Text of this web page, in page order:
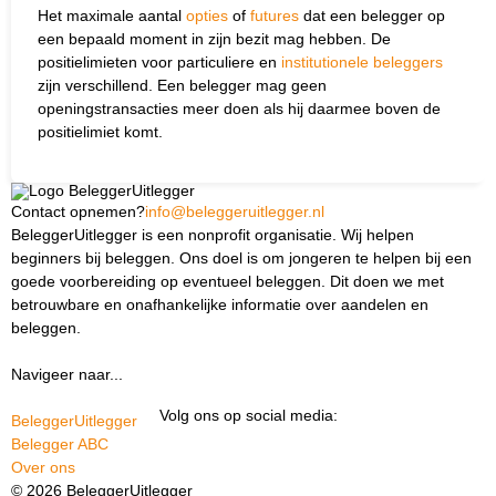
Het maximale aantal opties of futures dat een belegger op
een bepaald moment in zijn bezit mag hebben. De
positielimieten voor particuliere en institutionele beleggers
zijn verschillend. Een belegger mag geen
openingstransacties meer doen als hij daarmee boven de
positielimiet komt.
Contact opnemen?info@beleggeruitlegger.nl
BeleggerUitlegger is een nonprofit organisatie. Wij helpen
beginners bij beleggen. Ons doel is om jongeren te helpen bij een
goede voorbereiding op eventueel beleggen. Dit doen we met
betrouwbare en onafhankelijke informatie over aandelen en
beleggen.
Navigeer naar...
BeleggerUitlegger
Belegger ABC
Over ons
Volg ons op social media:
© 2026 BeleggerUitlegger